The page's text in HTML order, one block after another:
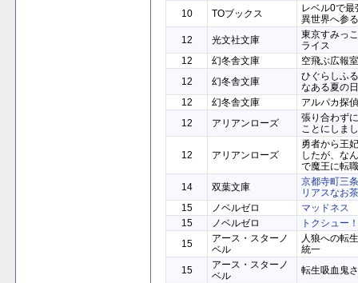
10
TOブックス
レベル0で最
異世界へ参
12
光文社文庫
東京すみっ
ライス
12
幻冬舎文庫
空飛ぶ広報室
12
幻冬舎文庫
ひぐらしふ
なある夏の日
12
幻冬舎文庫
アルパカ探
12
アリアンローズ
張り合わず
ことにしま
12 アリアンローズ
勇者から王
したが、な
で魔王に転
14
双葉文庫
京都寺町三
リアスなお
15
ノベルゼロ
マッドネス
15
ノベルゼロ
トクシュ
15
アース・スターノ
ベル
人狼への転
統一
15
アース・スターノ
ベル
転生吸血鬼